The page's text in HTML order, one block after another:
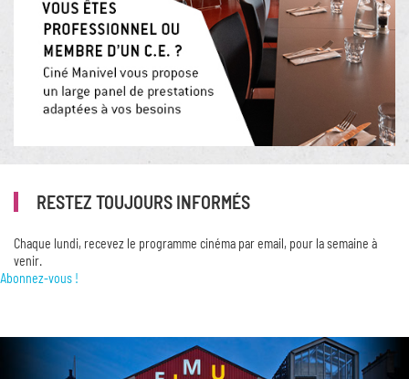
RESTEZ TOUJOURS INFORMÉS
Chaque lundi, recevez le programme cinéma par email, pour la semaine à
venir.
Abonnez-vous !